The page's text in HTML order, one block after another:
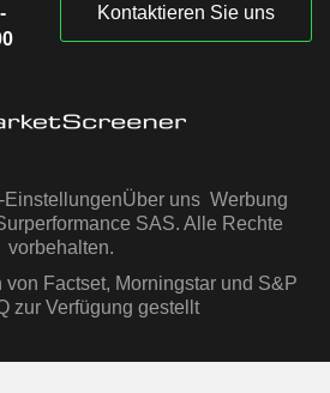
Kontaktieren Sie uns
EinstellungenÜber uns Werbung
SAS. Alle Rechte
vorbehalten.
von Factset, Morningstar und S&P
zur Verfügung gestellt